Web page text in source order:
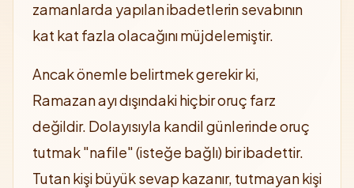
zamanlarda yapılan ibadetlerin sevabının
kat kat fazla olacağını müjdelemiştir.
Ancak önemle belirtmek gerekir ki,
Ramazan ayı dışındaki hiçbir oruç farz
değildir. Dolayısıyla kandil günlerinde oruç
tutmak "nafile" (isteğe bağlı) bir ibadettir.
Tutan kişi büyük sevap kazanır, tutmayan kişi